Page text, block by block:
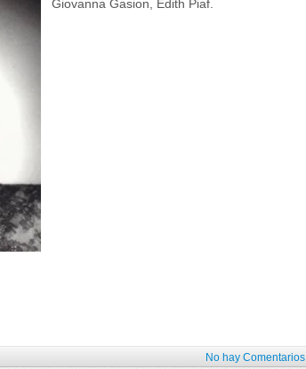
Giovanna Gasion, Edith Piaf.
No hay Comentarios